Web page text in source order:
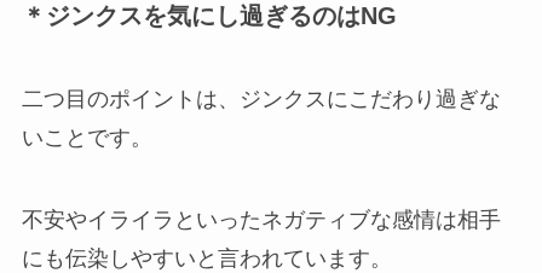
＊ジンクスを気にし過ぎるのはNG
二つ目のポイントは、ジンクスにこだわり過ぎな
いことです。
不安やイライラといったネガティブな感情は相手
にも伝染しやすいと言われています。